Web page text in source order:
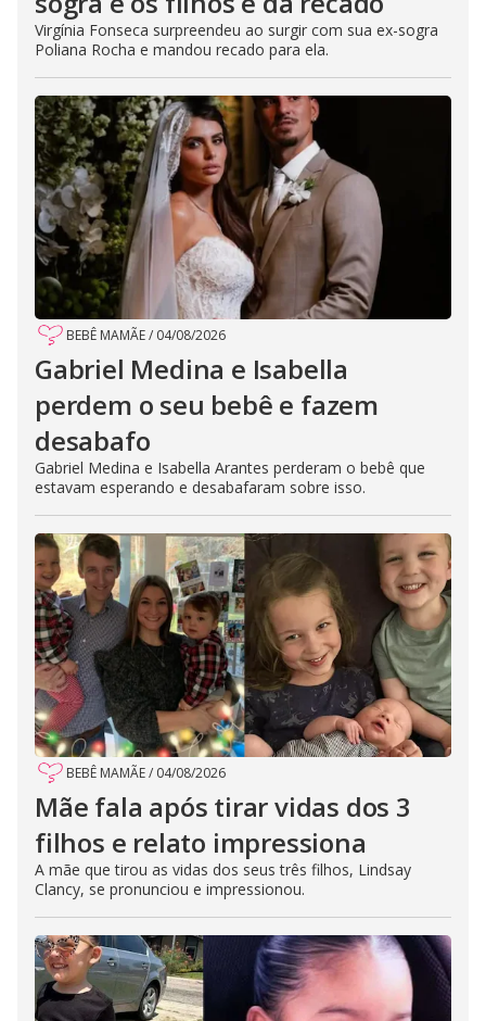
Virgínia Fonseca surpreendeu ao surgir com sua ex-sogra
Poliana Rocha e mandou recado para ela.
BEBÊ MAMÃE/ 04/08/2026
Gabriel Medina e Isabella
perdem o seu bebê e fazem
desabafo
Gabriel Medina e Isabella Arantes perderam o bebê que
estavam esperando e desabafaram sobre isso.
BEBÊ MAMÃE/ 04/08/2026
Mãe fala após tirar vidas dos 3
filhos e relato impressiona
A mãe que tirou as vidas dos seus três filhos, Lindsay
Clancy, se pronunciou e impressionou.